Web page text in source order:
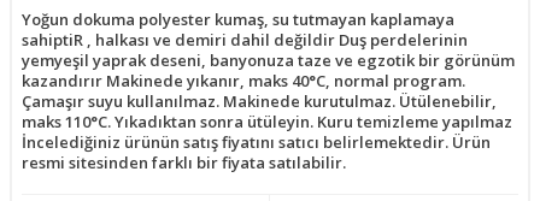
Yoğun dokuma polyester kumaş, su tutmayan kaplamaya
sahiptiR , halkası ve demiri dahil değildir Duş perdelerinin
yemyeşil yaprak deseni, banyonuza taze ve egzotik bir görünüm
kazandırır Makinede yıkanır, maks 40°C, normal program.
Çamaşır suyu kullanılmaz. Makinede kurutulmaz. Ütülenebilir,
maks 110°C. Yıkadıktan sonra ütüleyin. Kuru temizleme yapılmaz
İncelediğiniz ürünün satış fiyatını satıcı belirlemektedir. Ürün
resmi sitesinden farklı bir fiyata satılabilir.